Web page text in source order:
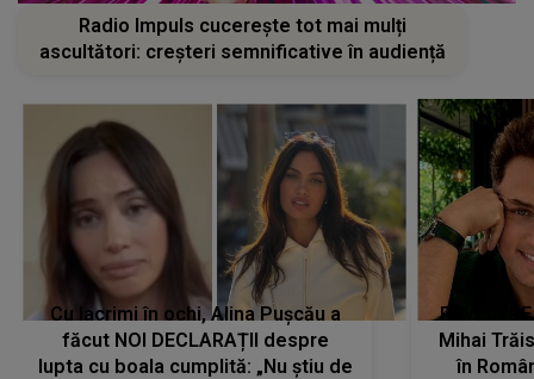
Radio Impuls cucerește tot mai mulți
ascultători: creșteri semnificative în audiență
Cu lacrimi în ochi, Alina Pușcău a
făcut NOI DECLARAȚII despre
lupta cu boala cumplită: „Nu știu de
Mihai
în